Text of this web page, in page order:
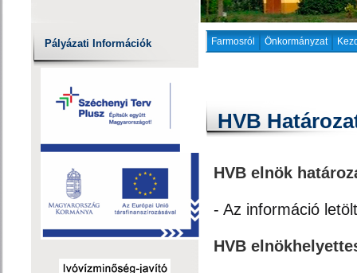
Pályázati Információk Farmosról Önkormányzat
HVB
HVB elnök
- Az információ
HVB